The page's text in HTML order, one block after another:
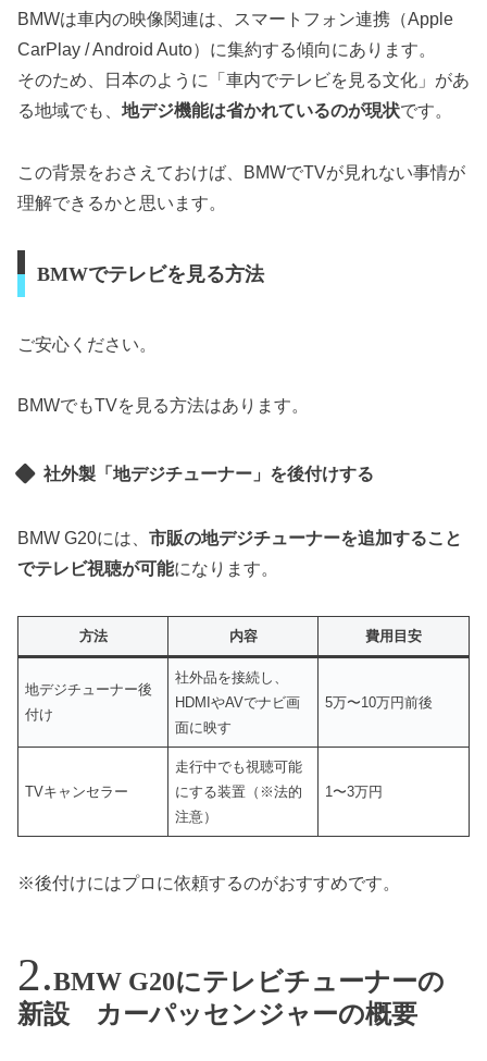
BMWは車内の映像関連は、スマートフォン連携（Apple
CarPlay / Android Auto）に集約する傾向にあります。
そのため、日本のように「車内でテレビを見る文化」があ
る地域でも、 地デジ機能は省かれているのが現状です。
この背景をおさえておけば、BMWでTVが見れない事情が
理解できるかと思います。
BMWでテレビを見る方法
ご安心ください。
BMWでもTVを見る方法はあります。
社外製「地デジチューナー」を後付けする
BMW G20には、 市販の地デジチューナーを追加すること
でテレビ視聴が可能になります。
方法 内容 費用目安
地デジチューナー後
付け
社外品を接続し、
HDMIやAVでナビ画
面に映す
5万〜10万円前後
TVキャンセラー
走行中でも視聴可能
にする装置（※法的
注意）
1〜3万円
※後付けにはプロに依頼するのがおすすめです。
BMW G20にテレビチューナーの
新設 カーパッセンジャーの概要